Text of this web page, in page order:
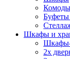
Буфеты
Шкафы и
2х